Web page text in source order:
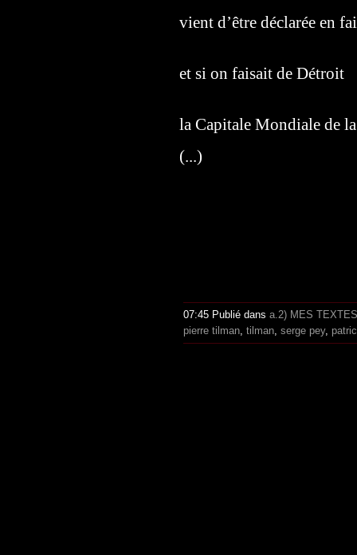
vient d’être déclarée en
et si on faisait de Détroit
la Capitale Mondiale de la
(...)
07:45 Publié dans a.2) MES TEXTES
pierre tilman, tilman, serge pey,